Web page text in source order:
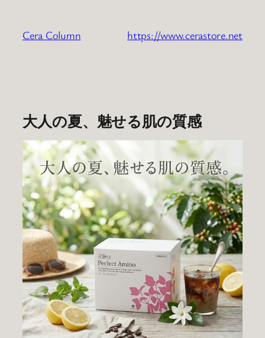
Cera Column https://www.cerastore.net
大人の夏、魅せる肌の質感